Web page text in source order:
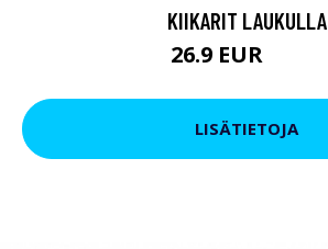
KIIKARIT LAUKULLA
26.9 EUR
LISÄTIETOJA